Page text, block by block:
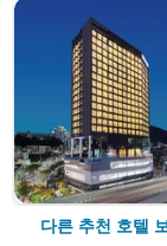
다른 추천 호텔